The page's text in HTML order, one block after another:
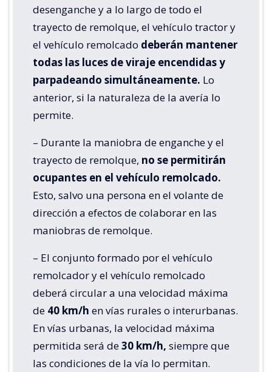
desenganche y a lo largo de todo el
trayecto de remolque, el vehículo tractor y
el vehículo remolcado deberán mantener
todas las luces de viraje encendidas y
parpadeando simultáneamente. Lo
anterior, si la naturaleza de la avería lo
permite.
– Durante la maniobra de enganche y el
trayecto de remolque, no se permitirán
ocupantes en el vehículo remolcado.
Esto, salvo una persona en el volante de
dirección a efectos de colaborar en las
maniobras de remolque.
– El conjunto formado por el vehículo
remolcador y el vehículo remolcado
deberá circular a una velocidad máxima
de 40 km/h en vías rurales o interurbanas.
En vías urbanas, la velocidad máxima
permitida será de30 km/h, siempre que
las condiciones de la vía lo permitan.